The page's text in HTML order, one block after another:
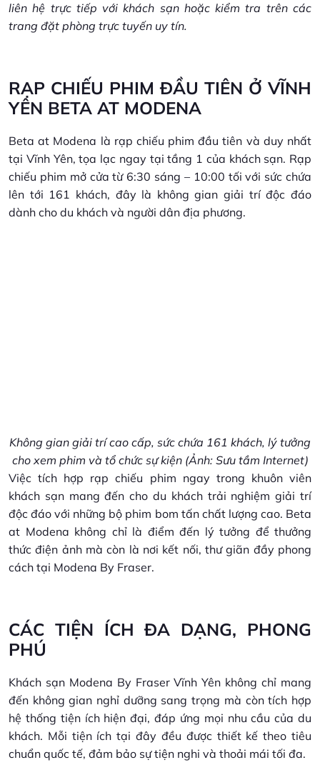
liên hệ trực tiếp với khách sạn hoặc kiểm tra trên các
trang đặt phòng trực tuyến uy tín.
RẠP CHIẾU PHIM ĐẦU TIÊN Ở VĨNH
YÊN BETA AT MODENA
Beta at Modena là rạp chiếu phim đầu tiên và duy nhất
tại Vĩnh Yên, tọa lạc ngay tại tầng 1 của khách sạn. Rạp
chiếu phim mở cửa từ 6:30 sáng – 10:00 tối với sức chứa
lên tới 161 khách, đây là không gian giải trí độc đáo
dành cho du khách và người dân địa phương.
Không gian giải trí cao cấp, sức chứa 161 khách, lý tưởng
cho xem phim và tổ chức sự kiện (Ảnh: Sưu tầm Internet)
Việc tích hợp rạp chiếu phim ngay trong khuôn viên
khách sạn mang đến cho du khách trải nghiệm giải trí
độc đáo với những bộ phim bom tấn chất lượng cao. Beta
at Modena không chỉ là điểm đến lý tưởng để thưởng
thức điện ảnh mà còn là nơi kết nối, thư giãn đầy phong
cách tại Modena By Fraser.
CÁC TIỆN ÍCH ĐA DẠNG, PHONG
PHÚ
Khách sạn Modena By Fraser Vĩnh Yên không chỉ mang
đến không gian nghỉ dưỡng sang trọng mà còn tích hợp
hệ thống tiện ích hiện đại, đáp ứng mọi nhu cầu của du
khách. Mỗi tiện ích tại đây đều được thiết kế theo tiêu
chuẩn quốc tế, đảm bảo sự tiện nghi và thoải mái tối đa.